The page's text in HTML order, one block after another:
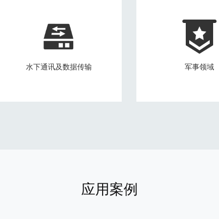
水下通讯及数据传输 军事领域
应用案例